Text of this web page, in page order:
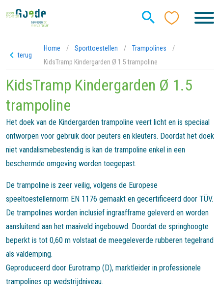
terug
Home / Sporttoestellen / Trampolines
/
KidsTramp Kindergarden Ø 1.5 trampoline
KidsTramp Kindergarden Ø 1.5
trampoline
Het doek van de Kindergarden trampoline veert licht en is speciaal
ontworpen voor gebruik door peuters en kleuters. Doordat het doek
niet vandalismebestendig is kan de trampoline enkel in een
beschermde omgeving worden toegepast.
De trampoline is zeer veilig, volgens de Europese
speeltoestellennorm EN 1176 gemaakt en gecertificeerd door TÜV.
De trampolines worden inclusief ingraafframe geleverd en worden
aansluitend aan het maaiveld ingebouwd. Doordat de springhoogte
beperkt is tot 0,60 m volstaat de meegeleverde rubberen tegelrand
als valdemping.
Geproduceerd door Eurotramp (D), marktleider in professionele
trampolines op wedstrijdniveau.